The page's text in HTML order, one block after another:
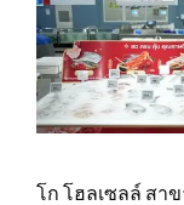
โก โฮลเซลล์ สา